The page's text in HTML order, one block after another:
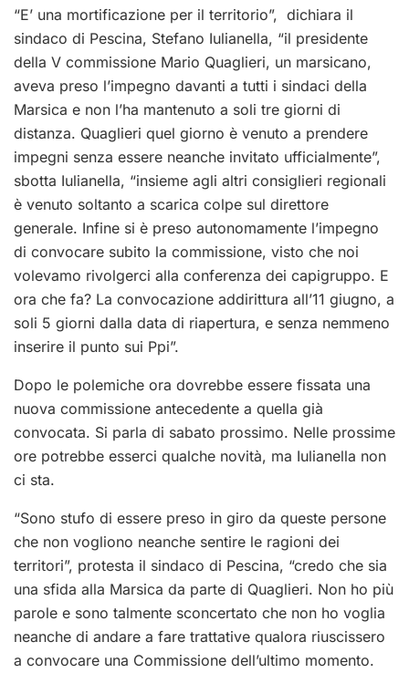
“E’ una mortificazione per il territorio”, dichiara il
sindaco di Pescina, Stefano Iulianella, “il presidente
della V commissione Mario Quaglieri, un marsicano,
aveva preso l’impegno davanti a tutti i sindaci della
Marsica e non l’ha mantenuto a soli tre giorni di
distanza. Quaglieri quel giorno è venuto a prendere
impegni senza essere neanche invitato ufficialmente”,
sbotta Iulianella, “insieme agli altri consiglieri regionali
è venuto soltanto a scarica colpe sul direttore
generale. Infine si è preso autonomamente l’impegno
di convocare subito la commissione, visto che noi
volevamo rivolgerci alla conferenza dei capigruppo. E
ora che fa? La convocazione addirittura all’11 giugno, a
soli 5 giorni dalla data di riapertura, e senza nemmeno
inserire il punto sui Ppi”.
Dopo le polemiche ora dovrebbe essere fissata una
nuova commissione antecedente a quella già
convocata. Si parla di sabato prossimo. Nelle prossime
ore potrebbe esserci qualche novità, ma Iulianella non
ci sta.
“Sono stufo di essere preso in giro da queste persone
che non vogliono neanche sentire le ragioni dei
territori”, protesta il sindaco di Pescina, “credo che sia
una sfida alla Marsica da parte di Quaglieri. Non ho più
parole e sono talmente sconcertato che non ho voglia
neanche di andare a fare trattative qualora riuscissero
a convocare una Commissione dell’ultimo momento.